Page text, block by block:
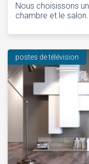
Nous choisissons
chambre et le
postes de télévision